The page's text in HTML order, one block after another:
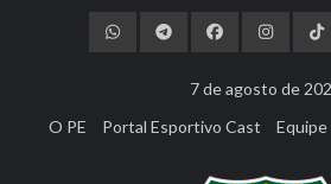
7 de agosto de
O PE
Portal Esportivo Cast Equipe